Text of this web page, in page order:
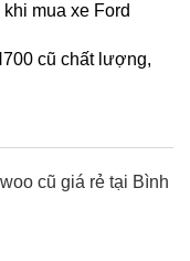
mua xe Ford
cũ chất lượng,